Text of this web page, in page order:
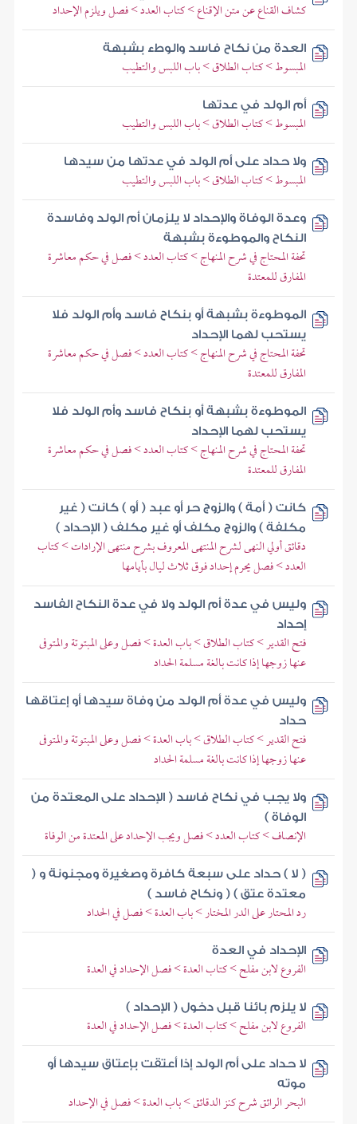
كشاف القناع عن متن الإقناع > كتاب العدد > فصل ويلزم الإحداد
العدة من نكاح فاسد والوطء بشبهة
المبسوط > كتاب الطلاق > باب اللبس والتطيب
أم الولد في عدتها
المبسوط > كتاب الطلاق > باب اللبس والتطيب
ولا حداد على أم الولد في عدتها من سيدها
المبسوط > كتاب الطلاق > باب اللبس والتطيب
وعدة الوفاة والإحداد لا يلزمان أم الولد وفاسدة
النكاح والموطوءة بشبهة
تحفة المحتاج في شرح المنهاج > كتاب العدد > فصل في حكم معاشرة
المفارق للمعتدة
الموطوءة بشبهة أو بنكاح فاسد وأم الولد فلا
يستحب لهما الإحداد
تحفة المحتاج في شرح المنهاج > كتاب العدد > فصل في حكم معاشرة
المفارق للمعتدة
الموطوءة بشبهة أو بنكاح فاسد وأم الولد فلا
يستحب لهما الإحداد
تحفة المحتاج في شرح المنهاج > كتاب العدد > فصل في حكم معاشرة
المفارق للمعتدة
كانت ( أمة ) والزوج حر أو عبد ( أو ) كانت ( غير
مكلفة ) والزوج مكلف أو غير مكلف ( الإحداد )
دقائق أولي النهى لشرح المنتهى المعروف بشرح منتهى الإرادات > كتاب
العدد > فصل يحرم إحداد فوق ثلاث ليال بأيامها
وليس في عدة أم الولد ولا في عدة النكاح الفاسد
إحداد
فتح القدير > كتاب الطلاق > باب العدة > فصل وعلى المبتوتة والمتوفى
عنها زوجها إذا كانت بالغة مسلمة الحداد
وليس في عدة أم الولد من وفاة سيدها أو إعتاقها
حداد
فتح القدير > كتاب الطلاق > باب العدة > فصل وعلى المبتوتة والمتوفى
عنها زوجها إذا كانت بالغة مسلمة الحداد
ولا يجب في نكاح فاسد ( الإحداد على المعتدة من
الوفاة )
الإنصاف > كتاب العدد > فصل ويجب الإحداد على المعتدة من الوفاة
( لا ) حداد على سبعة كافرة وصغيرة ومجنونة و (
معتدة عتق ) ( ونكاح فاسد )
رد المحتار على الدر المختار > باب العدة > فصل في الحداد
الإحداد في العدة
الفروع لابن مفلح > كتاب العدة > فصل الإحداد في العدة
لا يلزم بائنا قبل دخول ( الإحداد )
الفروع لابن مفلح > كتاب العدة > فصل الإحداد في العدة
لا حداد على أم الولد إذا أعتقت بإعتاق سيدها أو
موته
البحر الرائق شرح كنز الدقائق > باب العدة > فصل في الإحداد